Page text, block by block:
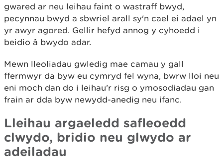
gwared ar neu leihau faint o wastraff bwyd,
pecynnau bwyd a sbwriel arall sy'n cael ei adael yn
yr awyr agored. Gellir hefyd annog y cyhoedd i
beidio â bwydo adar.
Mewn lleoliadau gwledig mae camau y gall
ffermwyr da byw eu cymryd fel wyna, bwrw lloi neu
eni moch dan do i leihau’r risg o ymosodiadau gan
frain ar dda byw newydd-anedig neu ifanc.
Lleihau argaeledd safleoedd
clwydo, bridio neu glwydo ar
adeiladau